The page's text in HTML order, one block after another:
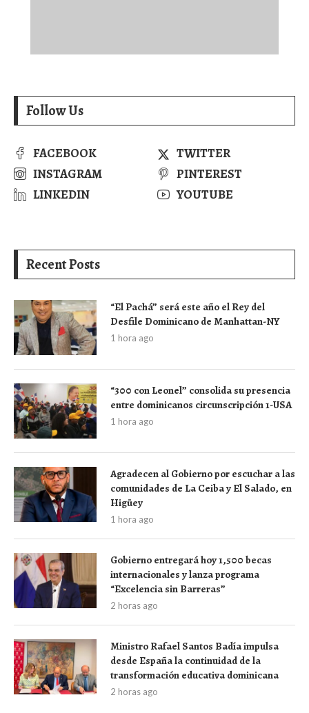
Follow Us
FACEBOOK
TWITTER
INSTAGRAM
PINTEREST
LINKEDIN
YOUTUBE
Recent Posts
“El Pachá” será este año el Rey del
Desfile Dominicano de Manhattan-NY
1 hora ago
“300 con Leonel” consolida su presencia
entre dominicanos circunscripción 1-USA
1 hora ago
Agradecen al Gobierno por escuchar a las
comunidades de La Ceiba y El Salado, en
Higüey
1 hora ago
Gobierno entregará hoy 1,500 becas
internacionales y lanza programa
“Excelencia sin Barreras”
2 horas ago
Ministro Rafael Santos Badía impulsa
desde España la continuidad de la
transformación educativa dominicana
2 horas ago